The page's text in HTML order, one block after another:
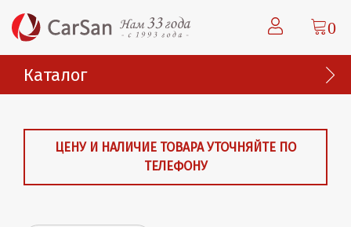
0
Каталог
ЦЕНУ И НАЛИЧИЕ ТОВАРА УТОЧНЯЙТЕ ПО
ТЕЛЕФОНУ